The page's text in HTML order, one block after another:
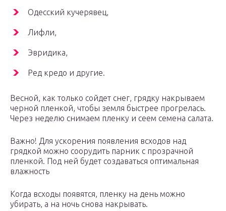
Одесский кучерявец,
Лифли,
Эвридика,
Ред кредо и другие.
Весной, как только сойдет снег, грядку накрываем
черной пленкой, чтобы земля быстрее прогрелась.
Через неделю снимаем пленку и сеем семена салата.
Важно! Для ускорения появления всходов над
грядкой можно соорудить парник с прозрачной
пленкой. Под ней будет создаваться оптимальная
влажность
Когда всходы появятся, пленку на день можно
убирать, а на ночь снова накрывать.